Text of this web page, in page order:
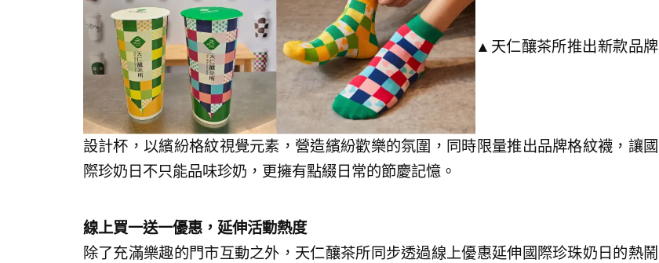
▲天仁釀茶所推出新款品牌
設計杯，以繽紛格紋視覺元素，營造繽紛歡樂的氛圍，同時限量推出品牌格紋襪，讓國
際珍奶日不只能品味珍奶，更擁有點綴日常的節慶記憶。
線上買一送一優惠，延伸活動熱度
除了充滿樂趣的門市互動之外，天仁釀茶所同步透過線上優惠延伸國際珍珠奶日的熱鬧